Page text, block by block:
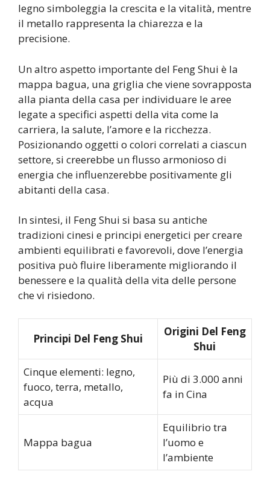
legno simboleggia la crescita e la vitalità, mentre
il metallo rappresenta la chiarezza e la
precisione.
Un altro aspetto importante del Feng Shui è la
mappa bagua, una griglia che viene sovrapposta
alla pianta della casa per individuare le aree
legate a specifici aspetti della vita come la
carriera, la salute, l’amore e la ricchezza.
Posizionando oggetti o colori correlati a ciascun
settore, si creerebbe un flusso armonioso di
energia che influenzerebbe positivamente gli
abitanti della casa.
In sintesi, il Feng Shui si basa su antiche
tradizioni cinesi e principi energetici per creare
ambienti equilibrati e favorevoli, dove l’energia
positiva può fluire liberamente migliorando il
benessere e la qualità della vita delle persone
che vi risiedono.
Principi Del Feng Shui
Origini Del Feng
Shui
Cinque elementi: legno,
fuoco, terra, metallo,
acqua
Più di 3.000 anni
fa in Cina
Mappa bagua
Equilibrio tra
l’uomo e
l’ambiente